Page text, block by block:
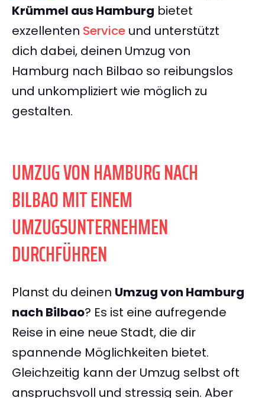
Krümmel aus Hamburg bietet
exzellenten Service und unterstützt
dich dabei, deinen Umzug von
Hamburg nach Bilbao so reibungslos
und unkompliziert wie möglich zu
gestalten.
UMZUG VON HAMBURG NACH
BILBAO MIT EINEM
UMZUGSUNTERNEHMEN
DURCHFÜHREN
Planst du deinen Umzug von Hamburg
nach Bilbao? Es ist eine aufregende
Reise in eine neue Stadt, die dir
spannende Möglichkeiten bietet.
Gleichzeitig kann der Umzug selbst oft
anspruchsvoll und stressig sein. Aber